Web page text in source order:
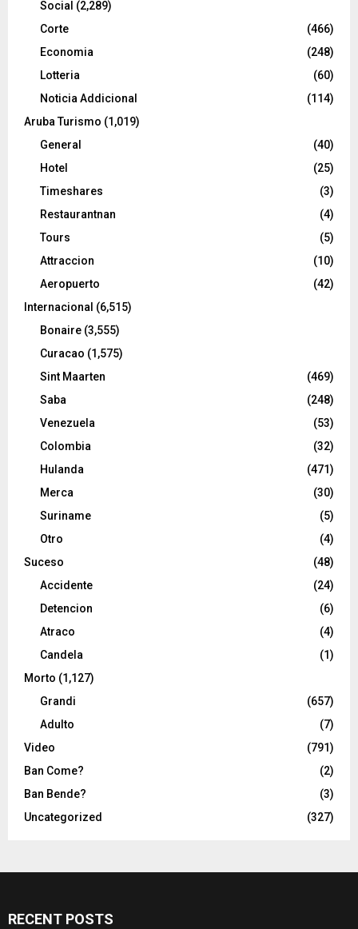
Social (2,289)
Corte
(466)
Economia
(248)
Lotteria
(60)
Noticia Addicional
(114)
Aruba Turismo (1,019)
General
(40)
Hotel
(25)
Timeshares
(3)
Restaurantnan
(4)
Tours
(5)
Attraccion
(10)
Aeropuerto
(42)
Internacional (6,515)
Bonaire (3,555)
Curacao (1,575)
Sint Maarten
(469)
Saba
(248)
Venezuela
(53)
Colombia
(32)
Hulanda
(471)
Merca
(30)
Suriname
(5)
Otro
(4)
Suceso
(48)
Accidente
(24)
Detencion
(6)
Atraco
(4)
Candela
(1)
Morto (1,127)
Grandi
(657)
Adulto
(7)
Video
(791)
Ban Come?
(2)
Ban Bende?
(3)
Uncategorized
(327)
RECENT POSTS